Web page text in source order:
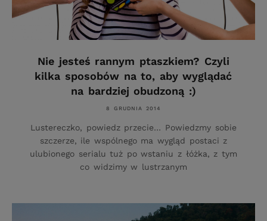
Nie jesteś rannym ptaszkiem? Czyli
kilka sposobów na to, aby wyglądać
na bardziej obudzoną :)
8 GRUDNIA 2014
Lustereczko, powiedz przecie… Powiedzmy sobie
szczerze, ile wspólnego ma wygląd postaci z
ulubionego serialu tuż po wstaniu z łóżka, z tym
co widzimy w lustrzanym